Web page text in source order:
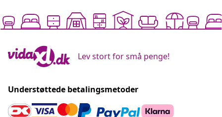
Lev stort for små penge!
Understøttede betalingsmetoder